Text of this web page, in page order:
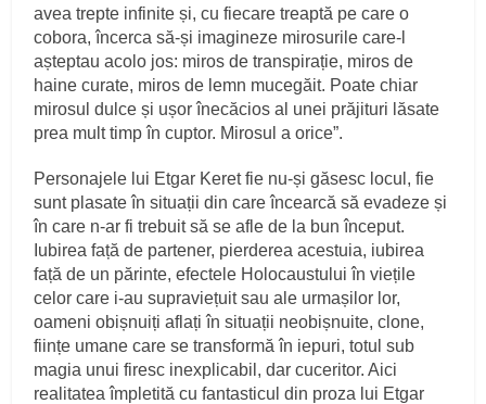
avea trepte infinite și, cu fiecare treaptă pe care o
cobora, încerca să-și imagineze mirosurile care-l
așteptau acolo jos: miros de transpirație, miros de
haine curate, miros de lemn mucegăit. Poate chiar
mirosul dulce și ușor înecăcios al unei prăjituri lăsate
prea mult timp în cuptor. Mirosul a orice”.
Personajele lui Etgar Keret fie nu-și găsesc locul, fie
sunt plasate în situații din care încearcă să evadeze și
în care n-ar fi trebuit să se afle de la bun început.
Iubirea față de partener, pierderea acestuia, iubirea
față de un părinte, efectele Holocaustului în viețile
celor care i-au supraviețuit sau ale urmașilor lor,
oameni obișnuiți aflați în situații neobișnuite, clone,
ființe umane care se transformă în iepuri, totul sub
magia unui firesc inexplicabil, dar cuceritor. Aici
realitatea împletită cu fantasticul din proza lui Etgar